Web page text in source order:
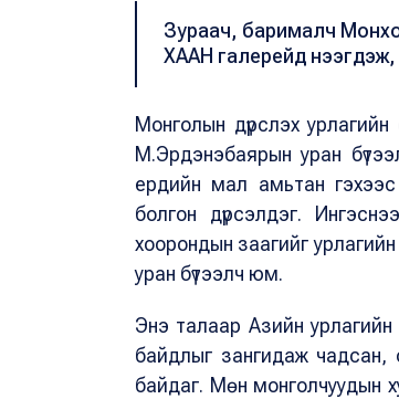
Зураач, барималч
ХААН галерейд нээгдэж,
Монголын дүрслэх
М.Эрдэнэбаярын уран
ердийн мал амьтан гэхээс
болгон дүрсэлдэг.
хоорондын заагийг
уран бүтээлч юм.
Энэ талаар Азийн
байдлыг зангидаж чадсан,
байдаг. Мөн монголчуудын